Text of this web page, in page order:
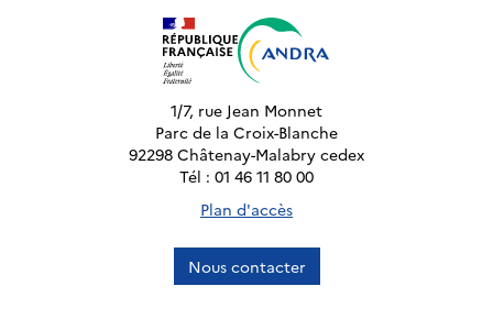
1/7, rue Jean Monnet
Parc de la Croix-Blanche
92298 Châtenay-Malabry cedex
Tél : 01 46 11 80 00
Plan d'accès
Nous contacter